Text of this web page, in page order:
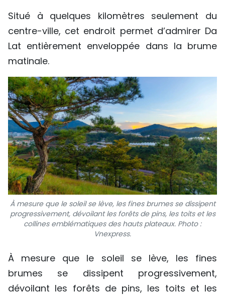
Situé à quelques kilomètres seulement du
centre-ville, cet endroit permet d’admirer Da
Lat entièrement enveloppée dans la brume
matinale.
À mesure que le soleil se lève, les fines brumes se dissipent
progressivement, dévoilant les forêts de pins, les toits et les
collines emblématiques des hauts plateaux. Photo :
Vnexpress.
À mesure que le soleil se lève, les fines
brumes se dissipent progressivement,
dévoilant les forêts de pins, les toits et les